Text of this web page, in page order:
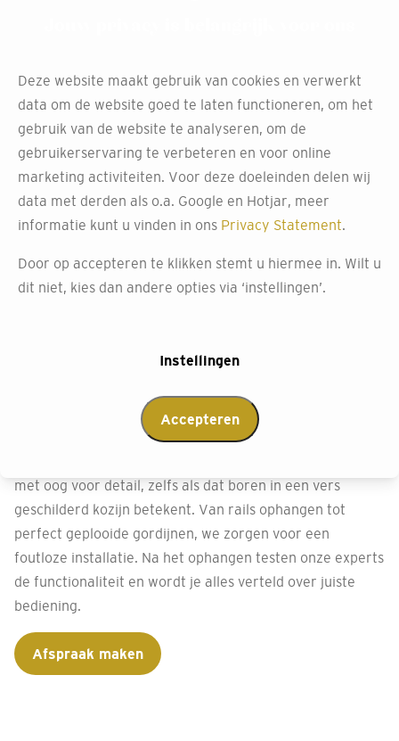
onze montageservice
Bij Decokay Van Etten Wognum willen we je volledig
ontzorgen. Daarom kun je kiezen voor onze vakkundige
met oog voor detail, zelfs als dat boren in een vers
geschilderd kozijn betekent. Van rails ophangen tot
perfect geplooide gordijnen, we zorgen voor een
foutloze installatie. Na het ophangen testen onze experts
de functionaliteit en wordt je alles verteld over juiste
bediening.
Afspraak maken
Deze website maakt gebruik van cookies en verwerkt
data om de website goed te laten functioneren, om het
gebruik van de website te analyseren, om de
gebruikerservaring te verbeteren en voor online
marketing activiteiten. Voor deze doeleinden delen wij
data met derden als o.a. Google en Hotjar, meer
informatie kunt u vinden in ons Privacy Statement.
Door op accepteren te klikken stemt u hiermee in. Wilt u
dit niet, kies dan andere opties via ‘instellingen’.
Instellingen
Accepteren